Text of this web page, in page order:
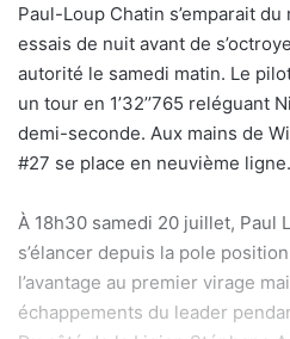
Paul-Loup Chatin s’emparait
essais de nuit avant de
autorité le samedi matin. Le
un tour en 1’32’’765 reléguant
demi-seconde. Aux mains de
#27 se place en neuvième ligne.
À 18h30 samedi 20 juillet, Paul
s’élancer depuis la pole
l’avantage au premier virage
échappements du leader